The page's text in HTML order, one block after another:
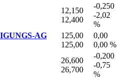
12,150
12,400
-0,250
-2,02
%
AG
125,00
125,00
0,00
0,00 %
26,600
26,700
-0,200
-0,75
%